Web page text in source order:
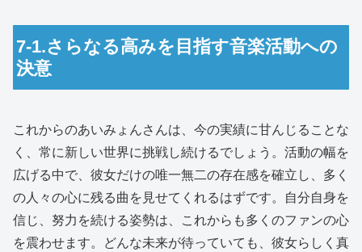
7-1.さらなる高みを目指す音楽活動への
決意
これからのあいみょんさんは、今の実績に甘んじることな
く、常に新しい世界に挑戦し続けるでしょう。活動の幅を
広げる中で、彼女だけの唯一無二の存在感を確立し、多く
の人々の心に残る曲を見せてくれるはずです。自分自身を
信じ、努力を続ける姿勢は、これからも多くのファンの心
を震わせます。どんな未来が待っていても、彼女らしく真